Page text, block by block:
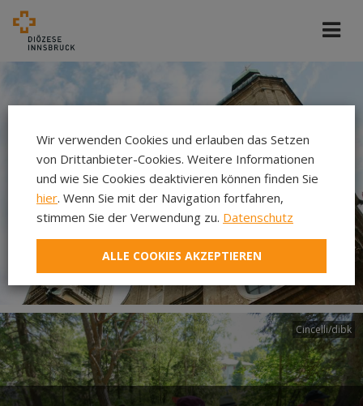
Cincelli/dibk
Wir verwenden Cookies und erlauben das Setzen
von Drittanbieter-Cookies. Weitere Informationen
und wie Sie Cookies deaktivieren können finden Sie
hier. Wenn Sie mit der Navigation fortfahren,
stimmen Sie der Verwendung zu. Datenschutz
ALLE COOKIES AKZEPTIEREN